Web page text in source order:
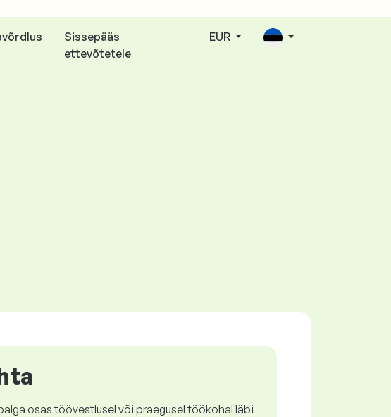
Sissepääs
ettevõtetele
EUR
osas töövestlusel või praegusel töökohal läbi